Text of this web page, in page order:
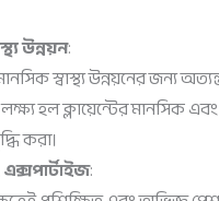
উন্নয়ন:
স্বাস্থ্য উন্নয়নের জন্য
হল ক্লায়েন্টের মানসিক
করা।
: